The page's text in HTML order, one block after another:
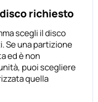
richiesto
scegli il disco
Se una partizione
ed è non
puoi scegliere
quella